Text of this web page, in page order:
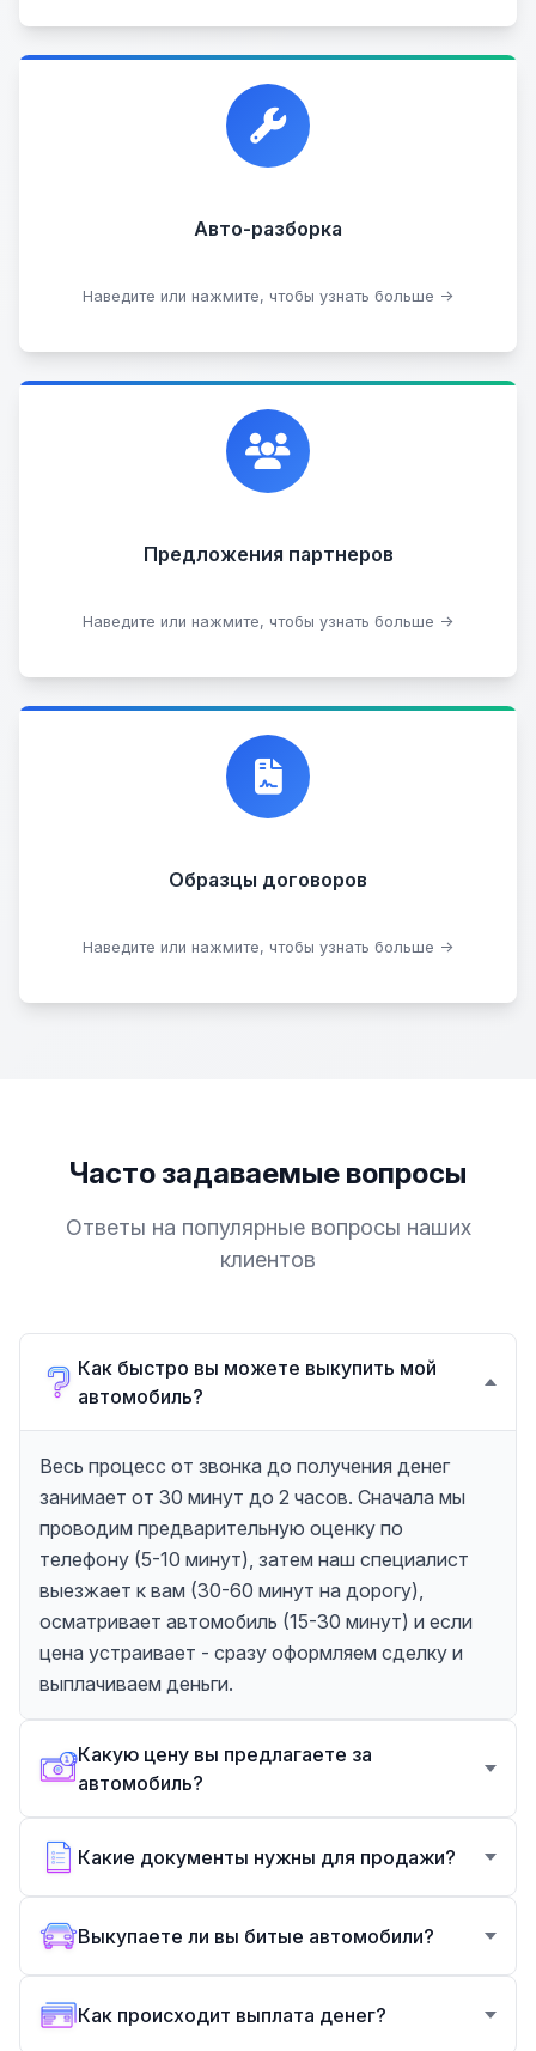
Авто-разборка
Наведите или нажмите, чтобы узнать больше →
Прием автомобилей для разборки на запчасти в
любом состоянии.
Сдать на разборку
Предложения партнеров
Наведите или нажмите, чтобы узнать больше →
Сотрудничаем с лучшими организациями. Если у
вас есть интересные идеи, мы всегда открыты к
сотрудничеству.
Стать партнером
Образцы договоров
Наведите или нажмите, чтобы узнать больше →
Договор купли-продажи
Скачать образцы
Часто задаваемые вопросы
Ответы на популярные вопросы наших
клиентов
Как быстро вы можете выкупить мой
автомобиль?
Весь процесс от звонка до получения денег
занимает от 30 минут до 2 часов. Сначала мы
проводим предварительную оценку по
телефону (5-10 минут), затем наш специалист
выезжает к вам (30-60 минут на дорогу),
осматривает автомобиль (15-30 минут) и если
цена устраивает - сразу оформляем сделку и
выплачиваем деньги.
Какую цену вы предлагаете за
автомобиль?
Какие документы нужны для продажи?
Выкупаете ли вы битые автомобили?
Как происходит выплата денег?